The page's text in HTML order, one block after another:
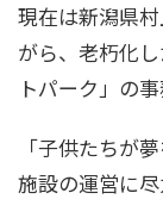
桃
神
現在は新潟県
がら、老朽化
トパーク」の
「子供たちが
施設の運営に尽